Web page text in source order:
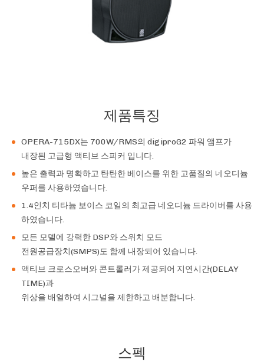
제품특징
OPERA-715DX는 700W/RMS의 digiproG2 파워 앰프가
내장된 고급형 액티브 스피커 입니다.
높은 출력과 명확하고 탄탄한 베이스를 위한 고품질의 네오디늄
우퍼를 사용하였습니다.
1.4인치 티타늄 보이스 코일의 최고급 네오디늄 드라이버를 사용
하였습니다.
모든 모델에 강력한 DSP와 스위치 모드
전원공급장치(SMPS)도 함께 내장되어 있습니다.
액티브 크로스오버와 콘트롤러가 제공되어 지연시간(DELAY
TIME)과
위상을 배열하여 시그널을 제한하고 배분합니다.
스펙